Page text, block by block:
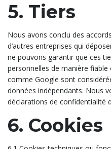
5. Tiers
Nous avons conclu des
d’autres entreprises qui
ne pouvons garantir que ces
personnelles de manière fiable
comme Google sont
données indépendants. Nous
déclarations de confidentialité
6. Cookies